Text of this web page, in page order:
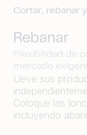
Cortar, rebanar
Rebanar
Flexibilidad de
mercado
Lleve sus
Coloque las
incluyendo